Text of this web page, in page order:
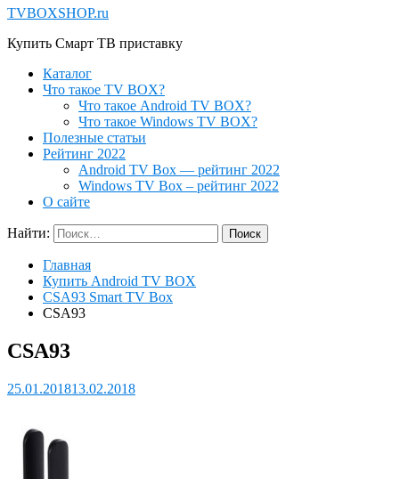
TVBOXSHOP.ru
Купить Смарт ТВ приставку
Каталог
Что такое TV BOX?
Что такое Android TV BOX?
Что такое Windows TV BOX?
Полезные статьи
Рейтинг 2022
Android TV Box — рейтинг 2022
Windows TV Box – рейтинг 2022
О сайте
Найти:
Главная
Купить Android TV BOX
CSA93 Smart TV Box
CSA93
CSA93
25.01.201813.02.2018